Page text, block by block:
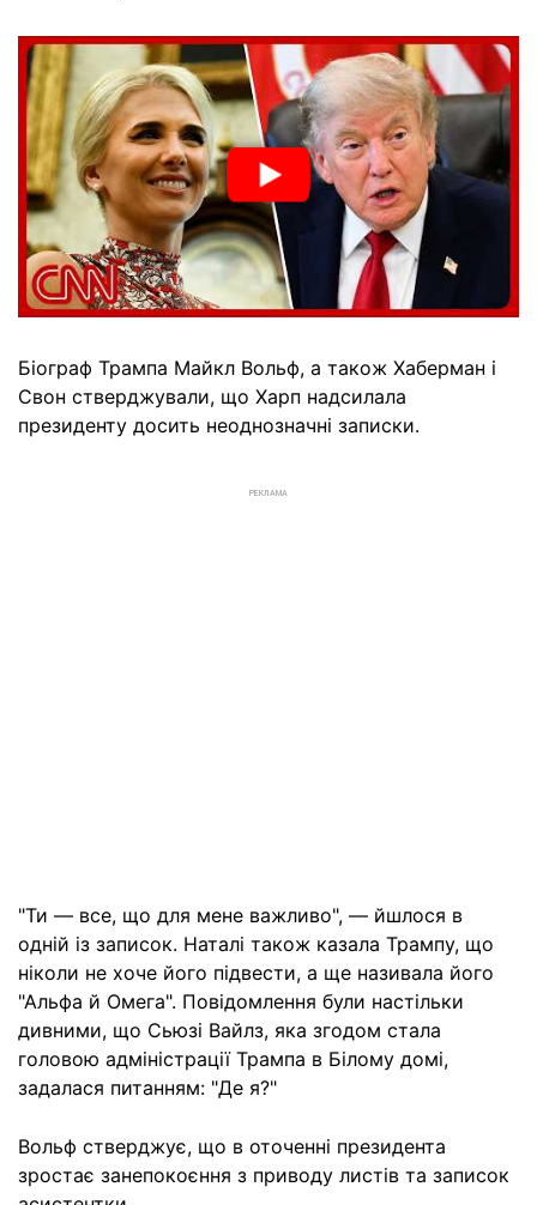
Біограф Трампа Майкл Вольф, а також Хаберман і
Свон стверджували, що Харп надсилала
президенту досить неоднозначні записки.
РЕКЛАМА
"Ти — все, що для мене важливо", — йшлося в
одній із записок. Наталі також казала Трампу, що
ніколи не хоче його підвести, а ще називала його
"Альфа й Омега". Повідомлення були настільки
дивними, що Сьюзі Вайлз, яка згодом стала
головою адміністрації Трампа в Білому домі,
задалася питанням: "Де я?"
Вольф стверджує, що в оточенні президента
зростає занепокоєння з приводу листів та записок